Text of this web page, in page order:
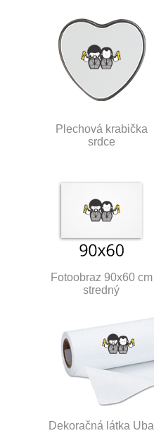
Plechová krabička
srdce
Fotoobraz 90x60 cm
stredný
Dekoračná látka Uba